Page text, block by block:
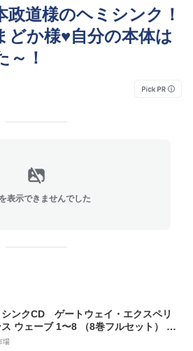
政道様のヘミシンク！
どか様♥自分の本体は
～！
表示できませんでした
ンクCD ゲートウェイ・エクスペリ
ス ウェーブ 1〜8 （8巻フルセット） 日
【正規品】 ※ 音楽療法CD Hemi-Sy
場